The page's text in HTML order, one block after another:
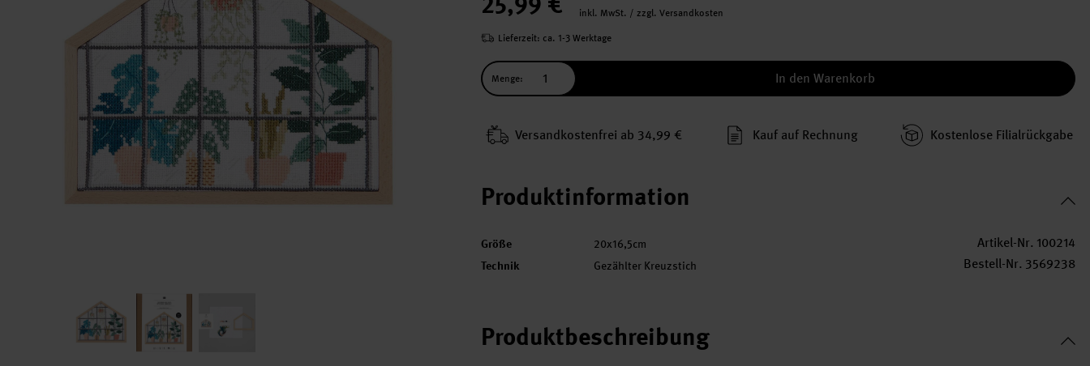
inkl. MwSt. / zzgl. Versandkosten
Lieferzeit: ca. 1-3 Werktage
Menge: In den Warenkorb
Versand­kosten­frei ab 34,99 € Kauf auf Rechnung Kosten­lose Filial­rückgabe
Produktinformation
Größe 20x16,5cm
Technik Gezählter Kreuzstich
Artikel-Nr. 100214
Bestell-Nr. 3569238
Produktbeschreibung